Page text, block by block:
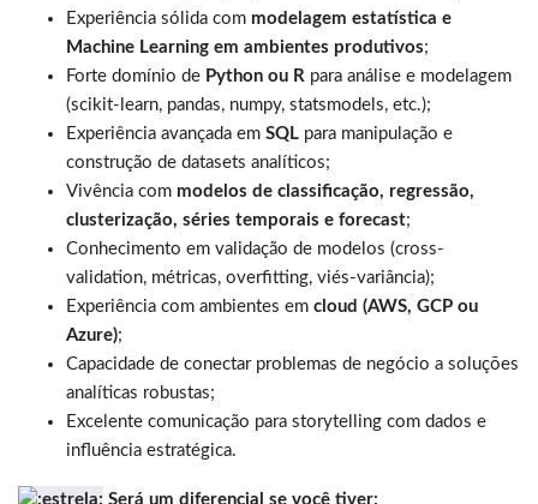
Experiência sólida com modelagem estatística e
Machine Learning em ambientes produtivos;
Forte domínio de Python ou R para análise e modelagem
(scikit-learn, pandas, numpy, statsmodels, etc.);
Experiência avançada em SQL para manipulação e
construção de datasets analíticos;
Vivência com modelos de classificação, regressão,
clusterização, séries temporais e forecast;
Conhecimento em validação de modelos (cross-
validation, métricas, overfitting, viés-variância);
Experiência com ambientes em cloud (AWS, GCP ou
Azure);
Capacidade de conectar problemas de negócio a soluções
analíticas robustas;
Excelente comunicação para storytelling com dados e
influência estratégica.
Será um diferencial se você tiver: